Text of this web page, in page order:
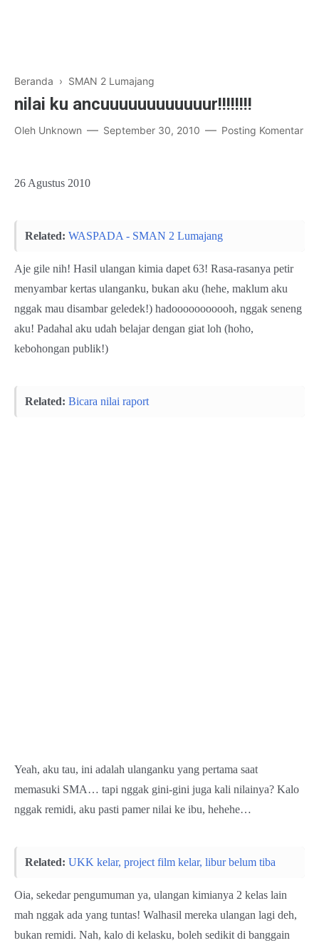
Beranda › SMAN 2 Lumajang
nilai ku ancuuuuuuuuuuuur!!!!!!!!
Oleh Unknown September 30, 2010 Posting Komentar
26 Agustus 2010
Related: WASPADA - SMAN 2 Lumajang
Aje gile nih! Hasil ulangan kimia dapet 63! Rasa-rasanya petir
menyambar kertas ulanganku, bukan aku (hehe, maklum aku
nggak mau disambar geledek!) hadooooooooooh, nggak seneng
aku! Padahal aku udah belajar dengan giat loh (hoho,
kebohongan publik!)
Related: Bicara nilai raport
Yeah, aku tau, ini adalah ulanganku yang pertama saat
memasuki SMA… tapi nggak gini-gini juga kali nilainya? Kalo
nggak remidi, aku pasti pamer nilai ke ibu, hehehe…
Related: UKK kelar, project film kelar, libur belum tiba
Oia, sekedar pengumuman ya, ulangan kimianya 2 kelas lain
mah nggak ada yang tuntas! Walhasil mereka ulangan lagi deh,
bukan remidi. Nah, kalo di kelasku, boleh sedikit di banggain